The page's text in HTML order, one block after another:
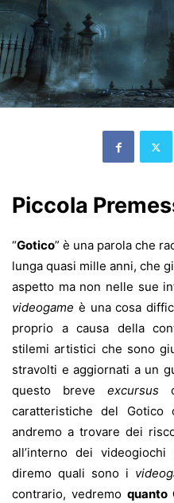
Piccola
“Gotico” è una parola che
lunga quasi mille anni, che
aspetto ma non nelle sue
videogame è una cosa
proprio a causa della
stilemi artistici che sono
stravolti e aggiornati a un
questo breve excursus
caratteristiche del
andremo a trovare dei
all’interno dei
diremo quali sono i
contrario, vedremoquanto